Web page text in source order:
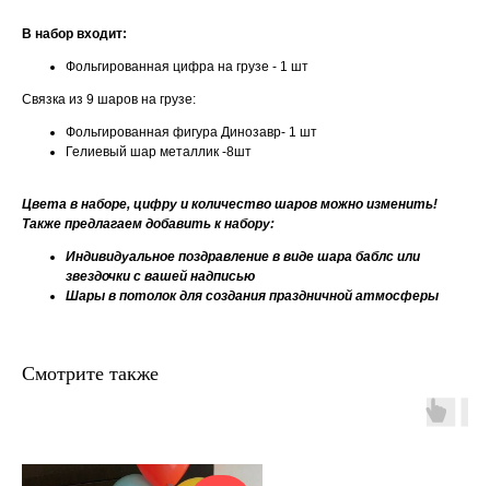
В набор входит:
Фольгированная цифра на грузе - 1 шт
Связка из 9 шаров на грузе:
Фольгированная фигура Динозавр- 1 шт
Гелиевый шар металлик -8шт
Цвета в наборе, цифру и количество шаров можно изменить!
Также предлагаем добавить к набору:
Индивидуальное поздравление в виде шара баблс или
звездочки с вашей надписью
Шары в потолок для создания праздничной атмосферы
Смотрите также